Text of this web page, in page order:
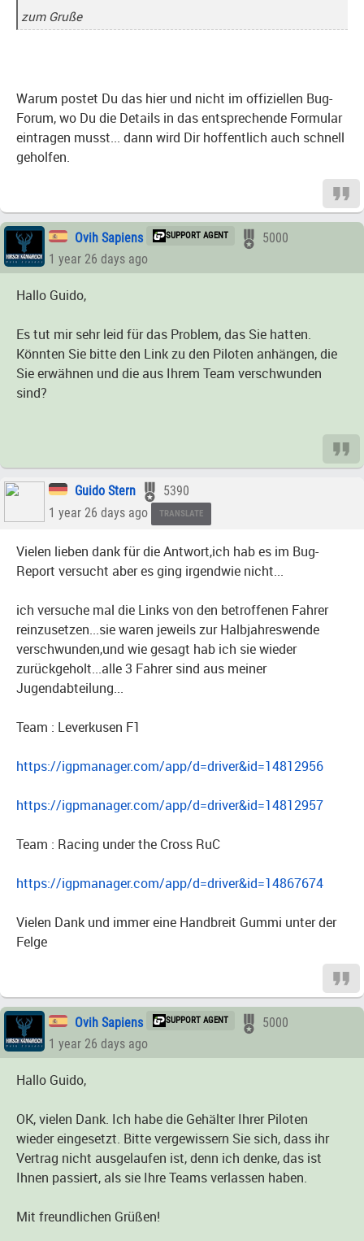
zum Gruße
Warum postet Du das hier und nicht im offiziellen Bug-
Forum, wo Du die Details in das entsprechende Formular
eintragen musst... dann wird Dir hoffentlich auch schnell
geholfen.
Ovih Sapiens SUPPORT AGENT
5000
1 year 26 days ago
Hallo Guido,
Es tut mir sehr leid für das Problem, das Sie hatten.
Könnten Sie bitte den Link zu den Piloten anhängen, die
Sie erwähnen und die aus Ihrem Team verschwunden
sind?
Guido Stern
5390
1 year 26 days ago
TRANSLATE
Vielen lieben dank für die Antwort,ich hab es im Bug-
Report versucht aber es ging irgendwie nicht...
ich versuche mal die Links von den betroffenen Fahrer
reinzusetzen...sie waren jeweils zur Halbjahreswende
verschwunden,und wie gesagt hab ich sie wieder
zurückgeholt...alle 3 Fahrer sind aus meiner
Jugendabteilung...
Team : Leverkusen F1
https://igpmanager.com/app/d=driver&id=14812956
https://igpmanager.com/app/d=driver&id=14812957
Team : Racing under the Cross RuC
https://igpmanager.com/app/d=driver&id=14867674
Vielen Dank und immer eine Handbreit Gummi unter der
Felge
Ovih Sapiens SUPPORT AGENT
5000
1 year 26 days ago
Hallo Guido,
OK, vielen Dank. Ich habe die Gehälter Ihrer Piloten
wieder eingesetzt. Bitte vergewissern Sie sich, dass ihr
Vertrag nicht ausgelaufen ist, denn ich denke, das ist
Ihnen passiert, als sie Ihre Teams verlassen haben.
Mit freundlichen Grüßen!